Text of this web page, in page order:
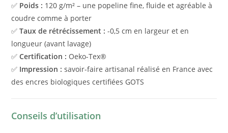
✅ Poids : 120 g/m² – une popeline fine, fluide et agréable à
coudre comme à porter
✅Taux de rétrécissement : -0,5 cm en largeur et en
longueur (avant lavage)
✅Certification : Oeko-Tex®
✅ Impression : savoir-faire artisanal réalisé en France avec
des encres biologiques certifiées GOTS
Conseils d’utilisation